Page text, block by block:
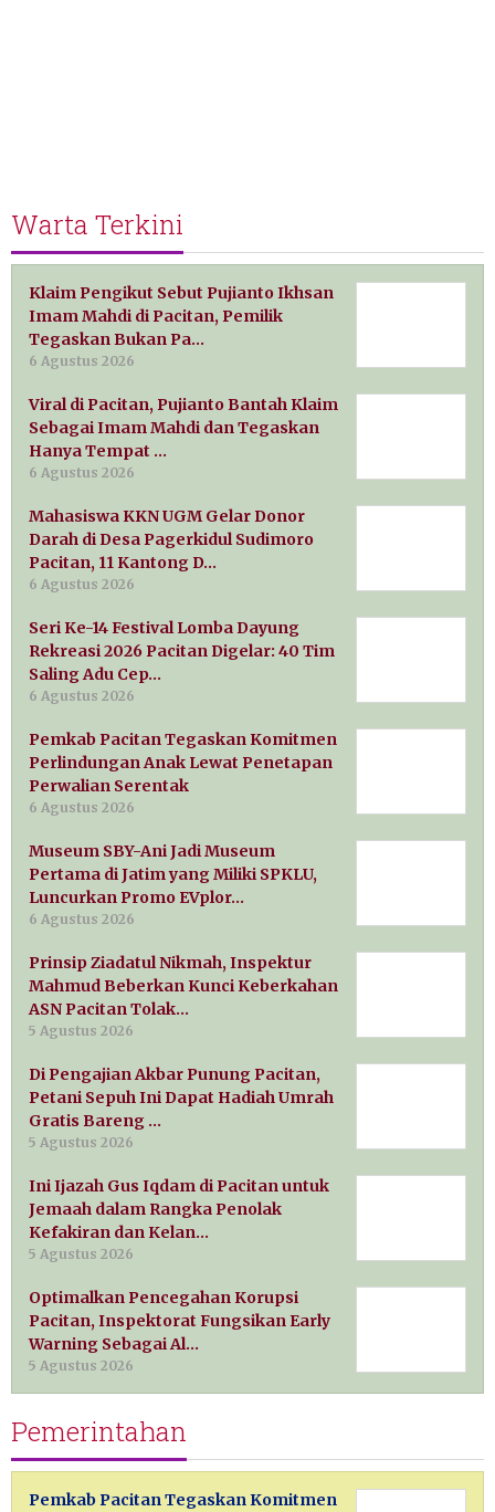
Warta Terkini
Klaim Pengikut Sebut Pujianto Ikhsan
Imam Mahdi di Pacitan, Pemilik
Tegaskan Bukan Pa…
6 Agustus 2026
Viral di Pacitan, Pujianto Bantah Klaim
Sebagai Imam Mahdi dan Tegaskan
Hanya Tempat …
6 Agustus 2026
Mahasiswa KKN UGM Gelar Donor
Darah di Desa Pagerkidul Sudimoro
Pacitan, 11 Kantong D…
6 Agustus 2026
Seri Ke-14 Festival Lomba Dayung
Rekreasi 2026 Pacitan Digelar: 40 Tim
Saling Adu Cep…
6 Agustus 2026
Pemkab Pacitan Tegaskan Komitmen
Perlindungan Anak Lewat Penetapan
Perwalian Serentak
6 Agustus 2026
Museum SBY-Ani Jadi Museum
Pertama di Jatim yang Miliki SPKLU,
Luncurkan Promo EVplor…
6 Agustus 2026
Prinsip Ziadatul Nikmah, Inspektur
Mahmud Beberkan Kunci Keberkahan
ASN Pacitan Tolak…
5 Agustus 2026
Di Pengajian Akbar Punung Pacitan,
Petani Sepuh Ini Dapat Hadiah Umrah
Gratis Bareng …
5 Agustus 2026
Ini Ijazah Gus Iqdam di Pacitan untuk
Jemaah dalam Rangka Penolak
Kefakiran dan Kelan…
5 Agustus 2026
Optimalkan Pencegahan Korupsi
Pacitan, Inspektorat Fungsikan Early
Warning Sebagai Al…
5 Agustus 2026
Pemerintahan
Pemkab Pacitan Tegaskan Komitmen